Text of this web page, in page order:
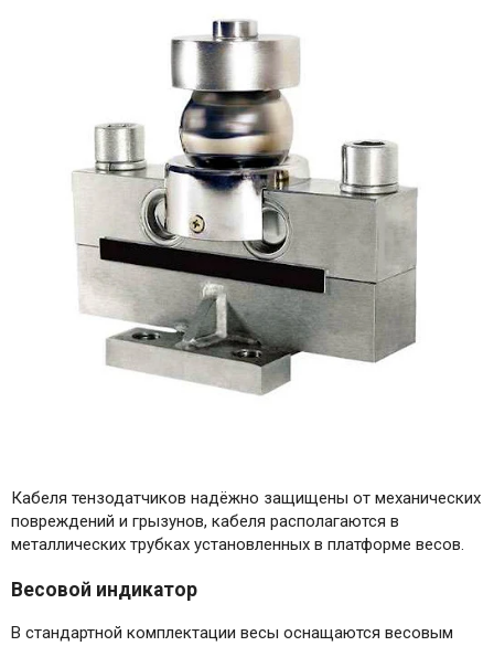
Кабеля тензодатчиков надёжно защищены от механических
повреждений и грызунов, кабеля располагаются в
металлических трубках установленных в платформе весов.
Весовой индикатор
В стандартной комплектации весы оснащаются весовым